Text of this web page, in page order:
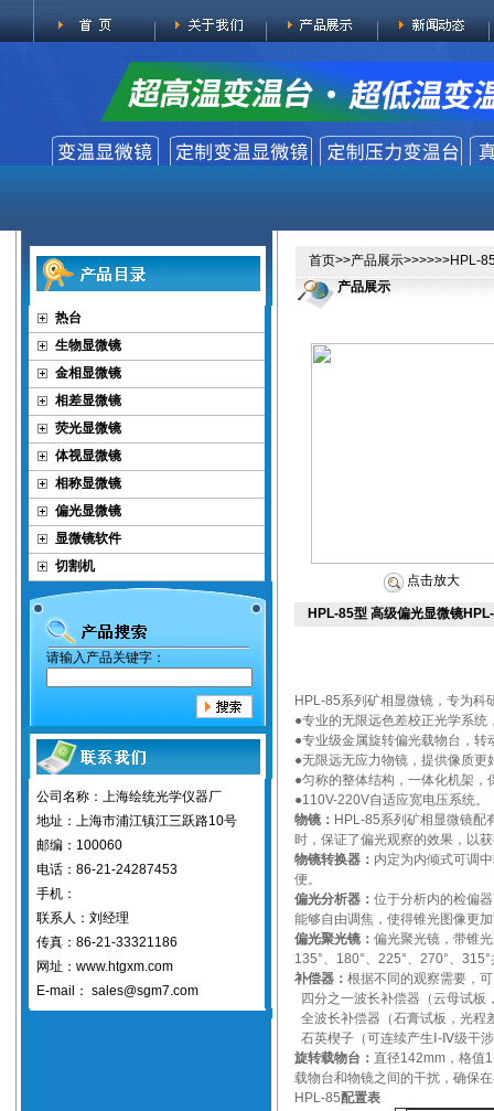
热台
生物显微镜
金相显微镜
相差显微镜
荧光显微镜
体视显微镜
相称显微镜
偏光显微镜
显微镜软件
切割机
请输入产品关键字：
公司名称：上海绘统光学仪器厂
地址：上海市浦江镇江三跃路10号
邮编：100060
电话：86-21-24287453
手机：
联系人：刘经理
传真：86-21-33321186
网址：www.htgxm.com
E-mail： sales@sgm7.com
首页>>产品展示>>>>>>HPL-
产品展示
点击放大
HPL-85型 高级偏光显微镜
HPL-85系列矿相显微镜，专为科
●专业的无限远色差校正光学系
●专业级金属旋转偏光载物台，
●无限远无应力物镜，提供像质
●匀称的整体结构，一体化机架
●110V-220V自适应宽电压系统。
物镜： HPL-85系列矿相显微镜配
时，保证了偏光观察的效果，以
物镜转换器： 内定为内倾式可调
便。
偏光分析器： 位于分析内的检偏
能够自由调焦，使得锥光图像更
偏光聚光镜： 偏光聚光镜，带锥
135°、180°、225°、270°、
补偿器： 根据不同的观察需要，
四分之一波长补偿器（云母试板
全波长补偿器（石膏试板，光程
石英楔子（可连续产生Ⅰ-Ⅳ级干
旋转载物台： 直径142mm，格值
载物台和物镜之间的干扰，确保
HPL-85配置表